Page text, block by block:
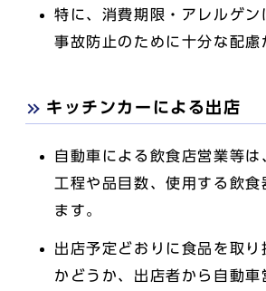
特に、消費期限・アレルゲン
事故防止のために十分な配慮
キッチンカーによる出店
自動車による飲食店営業等
工程や品目数、使用する飲食
ます。
出店予定どおりに食品を取り
かどうか、出店者から自動車